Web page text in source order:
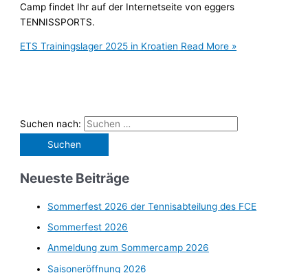
Camp findet Ihr auf der Internetseite von eggers
TENNISSPORTS.
ETS Trainingslager 2025 in Kroatien Read More »
Suchen nach:
Neueste Beiträge
Sommerfest 2026 der Tennisabteilung des FCE
Sommerfest 2026
Anmeldung zum Sommercamp 2026
Saisoneröffnung 2026